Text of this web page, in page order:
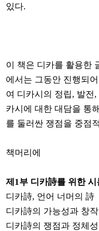
있다.
이 책은 디카를 활용한
에서는 그동안 진행되
여 디카시의 정립, 발전
카시에 대한 대담을 통
를 둘러싼 쟁점을 중점
책머리에
제1부 디카詩를 위한 시
디카詩, 언어 너머의 詩
디카詩의 가능성과 창
디카詩의 쟁점과 정체성